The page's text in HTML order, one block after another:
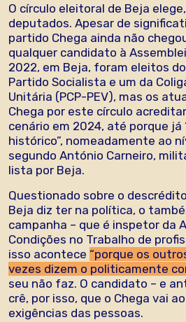
O círculo eleitoral de Beja
deputados. Apesar de
partido Chega ainda não
qualquer candidato à
2022, em Beja, foram eleitos
Partido Socialista e um da
Unitária (PCP-PEV), mas os
Chega por este círculo
cenário em 2024, até porque já
histórico”, nomeadamente ao
segundo António Carneiro,
lista por Beja.
Questionado sobre o
Beja diz ter na política, o
campanha – que é inspetor da
Condições no Trabalho de
isso acontece “porque os
vezes dizem o politicamente
seu não faz. O candidato – e
crê, por isso, que o Chega vai
exigências das pessoas.